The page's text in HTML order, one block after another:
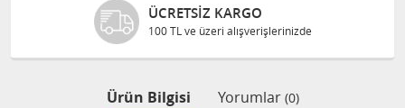
ÜCRETSIZ KARGO
100 TL ve üzeri alışverişlerinizde
Ürün Bilgisi Yorumlar (0)